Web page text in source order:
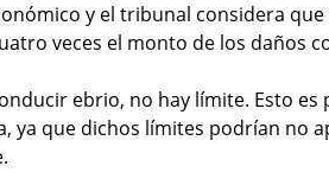
y el tribunal considera
veces el monto de los daños
ebrio, no hay límite. Esto
ya que dichos límites podrían no